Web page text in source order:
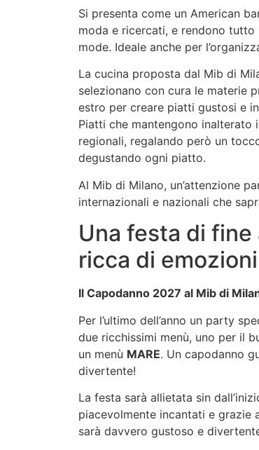
Si presenta come un American
moda e ricercati, e rendono tutto
mode. Ideale anche per
La cucina proposta dal Mib di
selezionano con cura le materie
estro per creare piatti gustosi e
Piatti che mantengono inalterato
regionali, regalando però un
degustando ogni piatto.
Al Mib di Milano, un’attenzione
internazionali e nazionali che
Una festa di
ricca di emozioni
Il Capodanno 2027 al Mib di
Per l’ultimo dell’anno un party
due ricchissimi menù, uno per il
un menù MARE. Un capodanno
divertente!
La festa sarà allietata sin
piacevolmente incantati e grazie
sarà davvero gustoso e